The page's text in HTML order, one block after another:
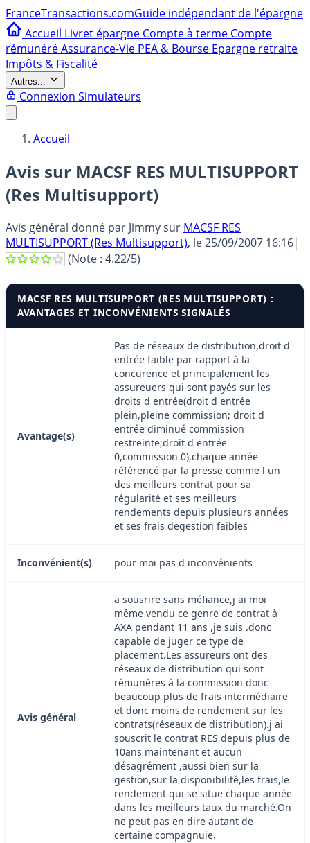
FranceTransactions.comGuide indépendant de l'épargne
Accueil Livret épargne Compte à terme Compte
rémunéréAssurance-Vie PEA & Bourse Epargne retraite
Impôts & Fiscalité
Autres...
Connexion Simulateurs
Accueil
Avis sur MACSF RES MULTISUPPORT
(Res Multisupport)
Avis général donné par Jimmysur MACSF RES
MULTISUPPORT (Res Multisupport), le25/09/2007 16:16
(Note : 4.22/5)
MACSF RES MULTISUPPORT (RES MULTISUPPORT) :
AVANTAGES ET INCONVÉNIENTS SIGNALÉS
Avantage(s)
Pas de réseaux de distribution,droit d
entrée faible par rapport à la
concurence et principalement les
assureuers qui sont payés sur les
droits d entrée(droit d entrée
plein,pleine commission; droit d
entrée diminué commission
restreinte;droit d entrée
0,commission 0),chaque année
référencé par la presse comme l un
des meilleurs contrat pour sa
régularité et ses meilleurs
rendements depuis plusieurs années
et ses frais degestion faibles
Inconvénient(s) pour moi pas d inconvénients
Avis général
a sousrire sans méfiance,j ai moi
même vendu ce genre de contrat à
AXA pendant 11 ans ,je suis .donc
capable de juger ce type de
placement.Les assureurs ont des
réseaux de distribution qui sont
rémunéres à la commission donc
beaucoup plus de frais intermédiaire
et donc moins de rendement sur les
contrats(réseaux de distribution).j ai
souscrit le contrat RES depuis plus de
10ans maintenant et aucun
désagrément ,aussi bien sur la
gestion,sur la disponibilité,les frais,le
rendement qui se situe chaque année
dans les meilleurs taux du marché.On
ne peut pas en dire autant de
certaine compagnuie.